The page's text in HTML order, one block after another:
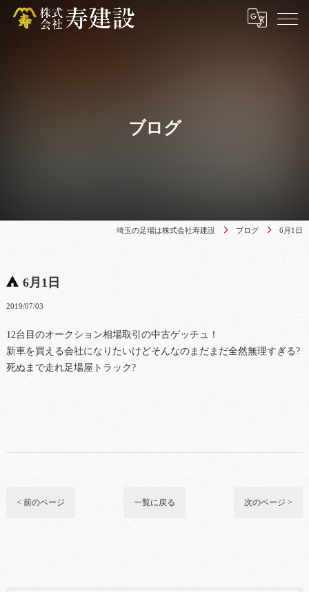
ブログ
埼玉の足場は株式会社寿建設 ブログ 6月1日
6月1日
2019/07/03
12台目のオークション相場取引の中古ゲッチュ！
新車を買える会社になりたいけどそんなのまだまだ全然無理すぎる?
死ぬまで走れ足場屋トラック?
< 前のページ 一覧に戻る 次のページ >